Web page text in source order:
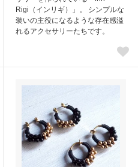
Rigi（インリギ）」。 シンプルな
装いの主役になるような存在感溢
れるアクセサリーたちです。